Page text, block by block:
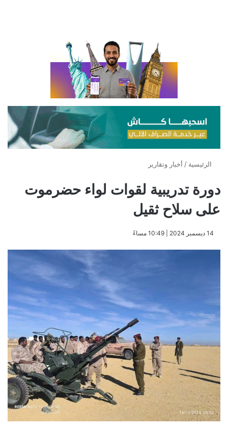
الرئيسية / أخبار وتقارير
دورة تدريبية لقوات لواء حضرموت
على سلاح ثقيل
​14 ديسمبر 2024 | 10:49 مساءً